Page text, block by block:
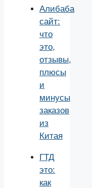
Алибаба
сайт:
что
это,
отзывы,
плюсы
и
минусы
заказов
из
Китая
ГТД
это:
как